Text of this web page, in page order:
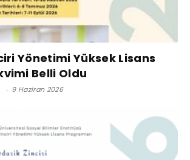
Yönetimi Yüksek Lisans
Belli Oldu
- 9 Haziran 2026